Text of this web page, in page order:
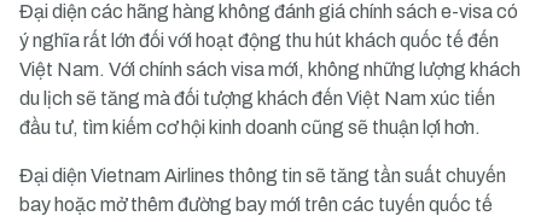
Đại diện các hãng hàng không đánh giá chính sách e-visa có
ý nghĩa rất lớn đối với hoạt động thu hút khách quốc tế đến
Việt Nam. Với chính sách visa mới, không những lượng khách
du lịch sẽ tăng mà đối tượng khách đến Việt Nam xúc tiến
đầu tư, tìm kiếm cơ hội kinh doanh cũng sẽ thuận lợi hơn.
Đại diện Vietnam Airlines thông tin sẽ tăng tần suất chuyến
bay hoặc mở thêm đường bay mới trên các tuyến quốc tế